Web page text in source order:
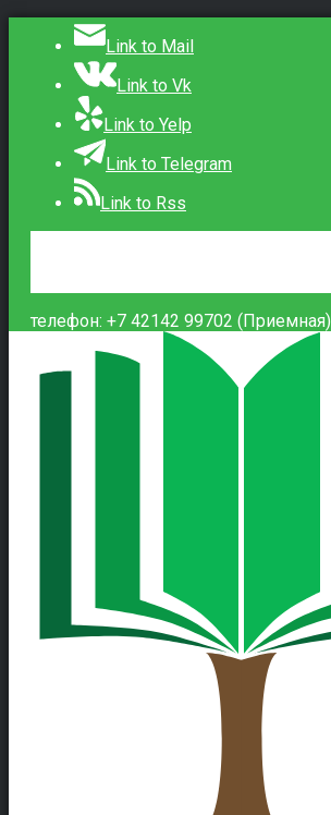
Link to Mail
Link to Vk
Link to Yelp
Link to Telegram
Link to Rss
телефон: +7 42142 99702 (Приемная)